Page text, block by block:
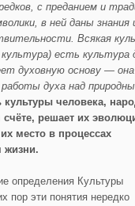
с преданием и
в ней даны знания
Всякая
есть культура
духовную основу —
духа над
культуры человека,
счёте, решает их
место в процессах
жизни.
определения Культуры
пор эти понятия нередко